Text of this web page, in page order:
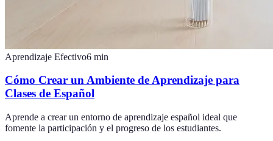
Aprendizaje Efectivo6 min
Cómo Crear un Ambiente de Aprendizaje para
Clases de Español
Aprende a crear un entorno de aprendizaje español ideal que
fomente la participación y el progreso de los estudiantes.